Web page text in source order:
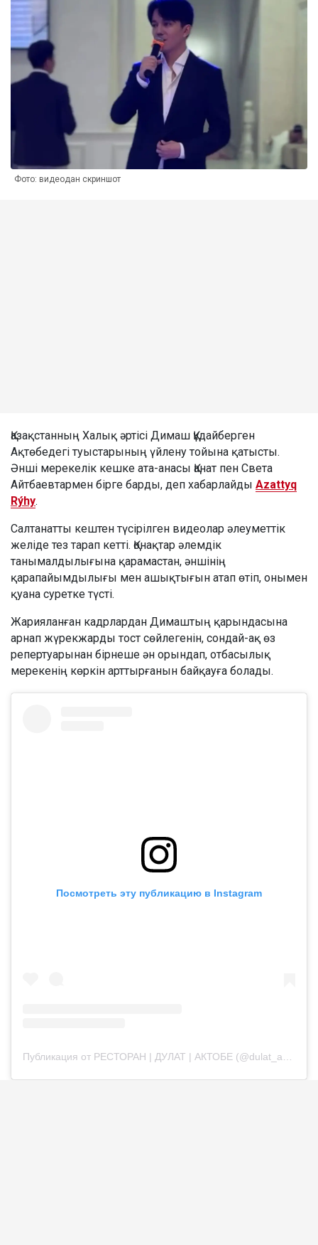
Фото: видеодан скриншот
Қазақстанның Халық әртісі Димаш Құдайберген
Ақтөбедегі туыстарының үйлену тойына қатысты.
Әнші мерекелік кешке ата-анасы Қанат пен Света
Айтбаевтармен бірге барды, деп хабарлайды Azattyq
Rýhy.
Салтанатты кештен түсірілген видеолар әлеуметтік
желіде тез тарап кетті. Қонақтар әлемдік
танымалдылығына қарамастан, әншінің
қарапайымдылығы мен ашықтығын атап өтіп, онымен
қуана суретке түсті.
Жарияланған кадрлардан Димаштың қарындасына
арнап жүрекжарды тост сөйлегенін, сондай-ақ өз
репертуарынан бірнеше ән орындап, отбасылық
мерекенің көркін арттырғанын байқауға болады.
Посмотреть эту публикацию в Instagram